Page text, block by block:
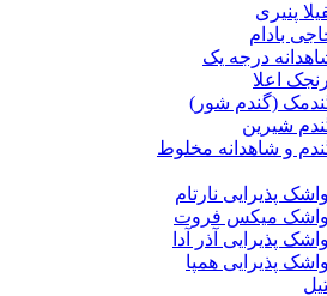
پنیری
بادام
درجه یک
اعلا
(گندم شور)
شیرین
و شاهدانه مخلوط
پذیرایی نارتام
میکس فروت
پذیرایی آذر آدا
پذیرایی همپا